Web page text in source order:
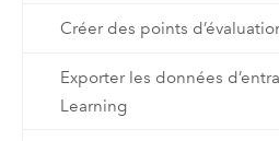
Créer des points
Exporter les données
Learning